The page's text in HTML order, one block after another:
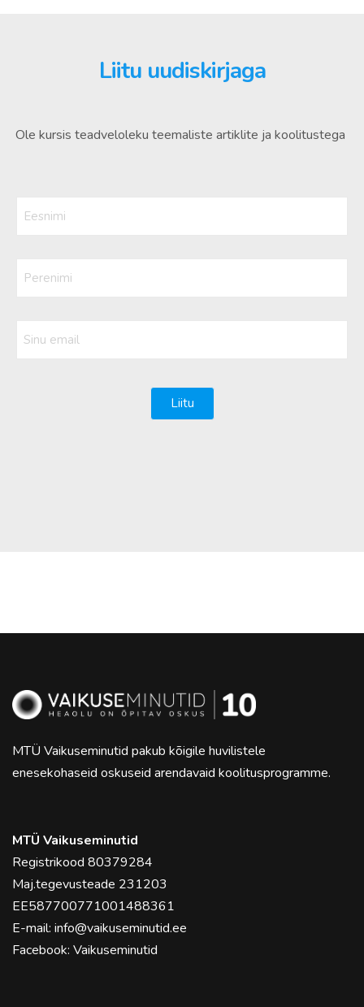
Liitu uudiskirjaga
Ole kursis teadveloleku teemaliste artiklite ja koolitustega
MTÜ Vaikuseminutid pakub kõigile huvilistele
enesekohaseid oskuseid arendavaid koolitusprogramme.
MTÜ Vaikuseminutid
Registrikood 80379284
Maj.tegevusteade 231203
EE587700771001488361
E-mail: info@vaikuseminutid.ee
Facebook: Vaikuseminutid